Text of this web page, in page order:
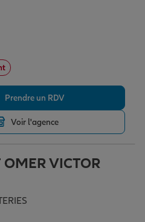
Prendre un RDV
Voir l'agence
OMER VICTOR